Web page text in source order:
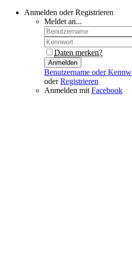
Anmelden oder Registrieren
Meldet an...
Daten merken?
Anmelden
Benutzername oder
oderRegistrieren
Anmelden mit Facebook